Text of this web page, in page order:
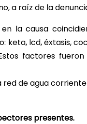
a raíz de la
la causa
keta, lcd, éxtasis,
factores
de agua
presentes.